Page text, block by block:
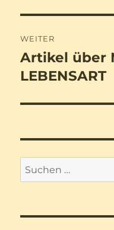
WEITER
Nächster
Beitrag:
Artikel über
LEBENSART
Suchen
nach: